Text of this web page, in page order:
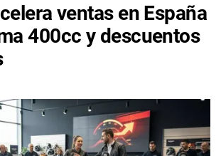
ventas en España
400cc y descuentos